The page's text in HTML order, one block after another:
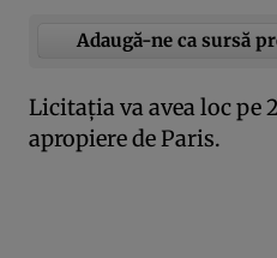
Adaugă-ne ca sursă
Licitaţia va avea loc pe
apropiere de Paris.